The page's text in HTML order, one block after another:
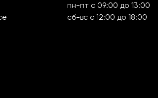
пн-пт с 09:00 до 13:00
сб-вс с 12:00 до 18:00